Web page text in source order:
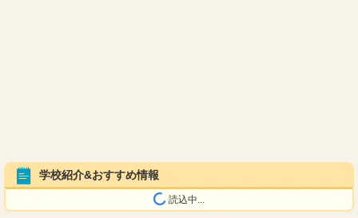
学校紹介&おすすめ情報
読込中...